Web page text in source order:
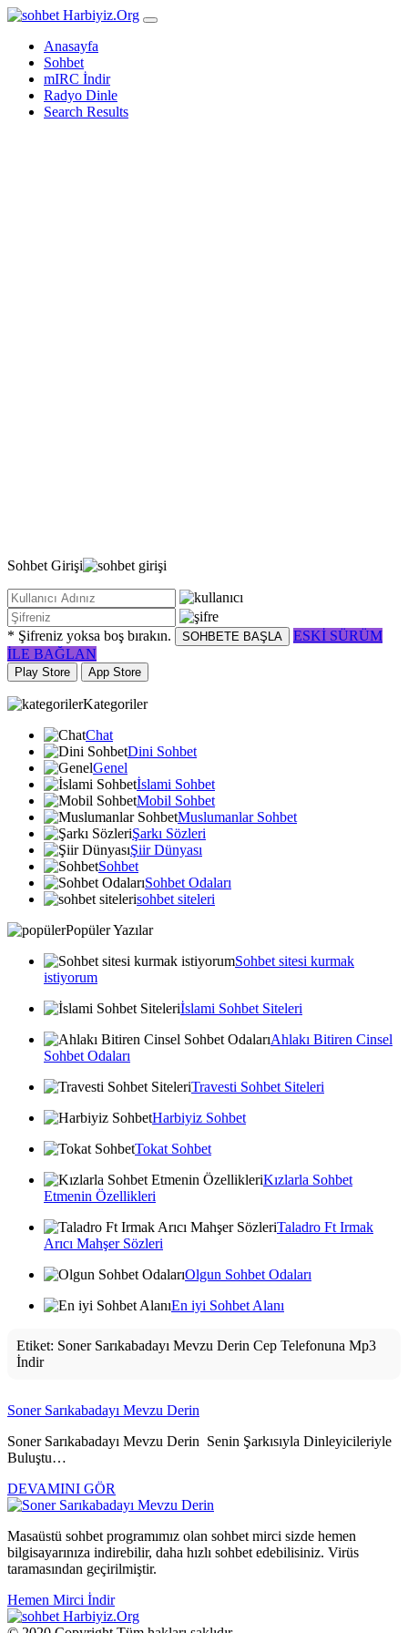
Harbiyiz.Org
Anasayfa
Sohbet
mIRC İndir
Radyo Dinle
Search Results
Sohbet Girişi
* Şifreniz yoksa boş bırakın. SOHBETE BAŞLA
ESKİ SÜRÜM
İLE BAĞLAN
Play Store App Store
Kategoriler
Chat
Dini Sohbet
Genel
İslami Sohbet
Mobil Sohbet
Muslumanlar Sohbet
Şarkı Sözleri
Şiir Dünyası
Sohbet
Sohbet Odaları
sohbet siteleri
Popüler Yazılar
Sohbet sitesi kurmak
istiyorum
İslami Sohbet Siteleri
Ahlakı Bitiren Cinsel
Sohbet Odaları
Travesti Sohbet Siteleri
Harbiyiz Sohbet
Tokat Sohbet
Kızlarla Sohbet
Etmenin Özellikleri
Taladro Ft Irmak
Arıcı Mahşer Sözleri
Olgun Sohbet Odaları
En iyi Sohbet Alanı
Etiket: Soner Sarıkabadayı Mevzu Derin Cep Telefonuna Mp3
İndir
Soner Sarıkabadayı Mevzu Derin
Soner Sarıkabadayı Mevzu Derin Senin Şarkısıyla Dinleyicileriyle
Buluştu…
DEVAMINI GÖR
Masaüstü sohbet programımız olan sohbet mirci sizde hemen
bilgisayarınıza indirebilir, daha hızlı sohbet edebilisiniz. Virüs
taramasından geçirilmiştir.
Hemen Mirci İndir
Harbiyiz.Org